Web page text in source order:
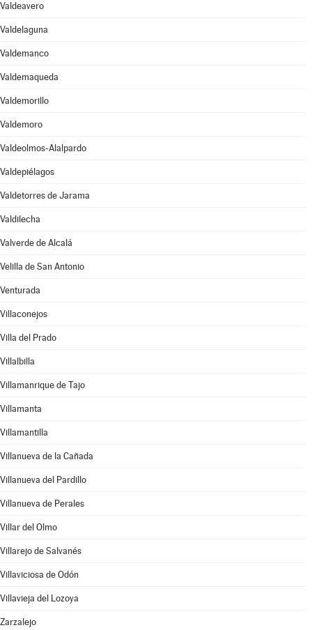
Valdeavero
Valdelaguna
Valdemanco
Valdemaqueda
Valdemorillo
Valdemoro
Valdeolmos-Alalpardo
Valdepiélagos
Valdetorres de Jarama
Valdilecha
Valverde de Alcalá
Velilla de San Antonio
Venturada
Villaconejos
Villa del Prado
Villalbilla
Villamanrique de Tajo
Villamanta
Villamantilla
Villanueva de la Cañada
Villanueva del Pardillo
Villanueva de Perales
Villar del Olmo
Villarejo de Salvanés
Villaviciosa de Odón
Villavieja del Lozoya
Zarzalejo